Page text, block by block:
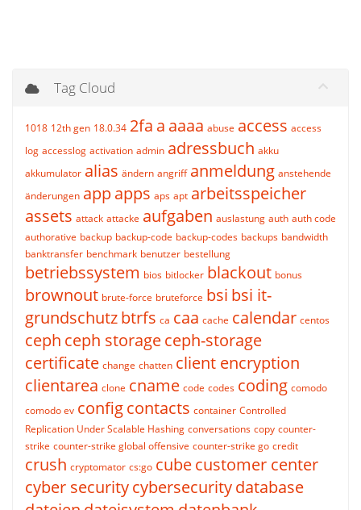
Tag Cloud
1018 12th gen 18.0.34 2fa a aaaa abuse access access
log accesslog activation admin adressbuch akku
akkumulator alias ändern angriff anmeldung anstehende
änderungen appapps aps apt arbeitsspeicher
assets attack attacke aufgaben auslastung auth auth code
authorative backup backup-code backup-codes backups bandwidth
banktransfer benchmark benutzer bestellung
betriebssystem bios bitlocker blackout bonus
brownout brute-force bruteforce bsi bsi it-
grundschutzbtrfs ca caa cache calendar centos
ceph ceph storageceph-storage
certificate change chatten client encryption
clientarea clone cname code codes coding comodo
comodo ev configcontacts container Controlled
Replication Under Scalable Hashing conversations copy counter-
strike counter-strike global offensive counter-strike go credit
crush cryptomator cs:go cubecustomer center
cyber securitycybersecuritydatabase